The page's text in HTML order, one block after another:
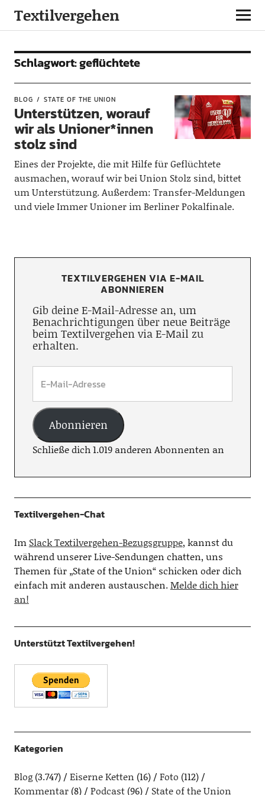
Textilvergehen
Schlagwort:geflüchtete
BLOG STATE OF THE UNION
Unterstützen, worauf
wir als Unioner*innen
stolz sind
Eines der Projekte, die mit Hilfe für Geflüchtete
ausmachen, worauf wir bei Union Stolz sind, bittet
um Unterstützung. Außerdem: Transfer-Meldungen
und viele Immer Unioner im Berliner Pokalfinale.
TEXTILVERGEHEN VIA E-MAIL
ABONNIEREN
Gib deine E-Mail-Adresse an, um
Benachrichtigungen über neue Beiträge
beim Textilvergehen via E-Mail zu
erhalten.
Abonnieren
Schließe dich 1.019 anderen Abonnenten an
Textilvergehen-Chat
Im Slack Textilvergehen-Bezugsgruppe, kannst du
während unserer Live-Sendungen chatten, uns
Themen für „State of the Union“ schicken oder dich
einfach mit anderen austauschen.Melde dich hier
an!
Unterstützt Textilvergehen!
Kategorien
Blog(3.747) Eiserne Ketten (16) Foto (112)
Kommentar(8) Podcast(96) State of the Union